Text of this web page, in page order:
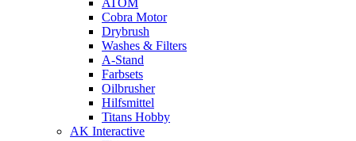
ATOM
Cobra Motor
Drybrush
Washes & Filters
A-Stand
Farbsets
Oilbrusher
Hilfsmittel
Titans Hobby
AK Interactive